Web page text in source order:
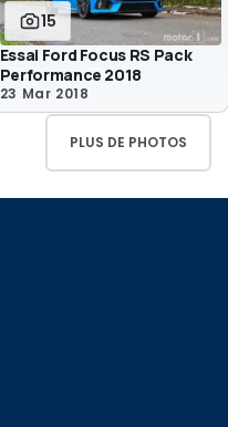
15
Essai Ford Focus RS Pack
Performance 2018
23 Mar 2018
PLUS DE PHOTOS